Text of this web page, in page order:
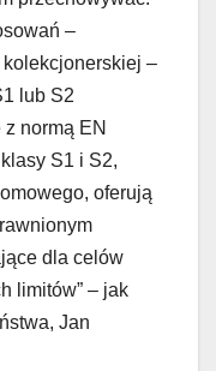
–
–
lub S2
normą EN
S1 i S2,
oferują
dla celów
limitów” – jak
Jan